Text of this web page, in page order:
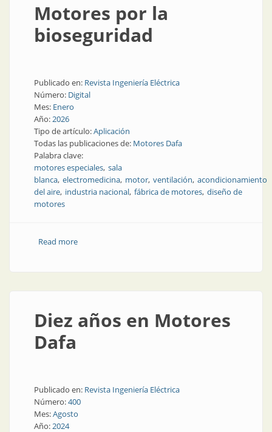
Motores por la
bioseguridad
Publicado en: Revista Ingeniería Eléctrica
Número: Digital
Mes: Enero
Año:2026
Tipo de artículo:Aplicación
Todas las publicaciones de: Motores Dafa
Palabra clave:
motores especiales sala
blanca electromedicina motor ventilación acondicionamiento
del aire industria nacional fábrica de motores diseño de
motores
Read moreabout Motores por la bioseguridad
Diez años en Motores
Dafa
Publicado en: Revista Ingeniería Eléctrica
Número:400
Mes:Agosto
Año:2024